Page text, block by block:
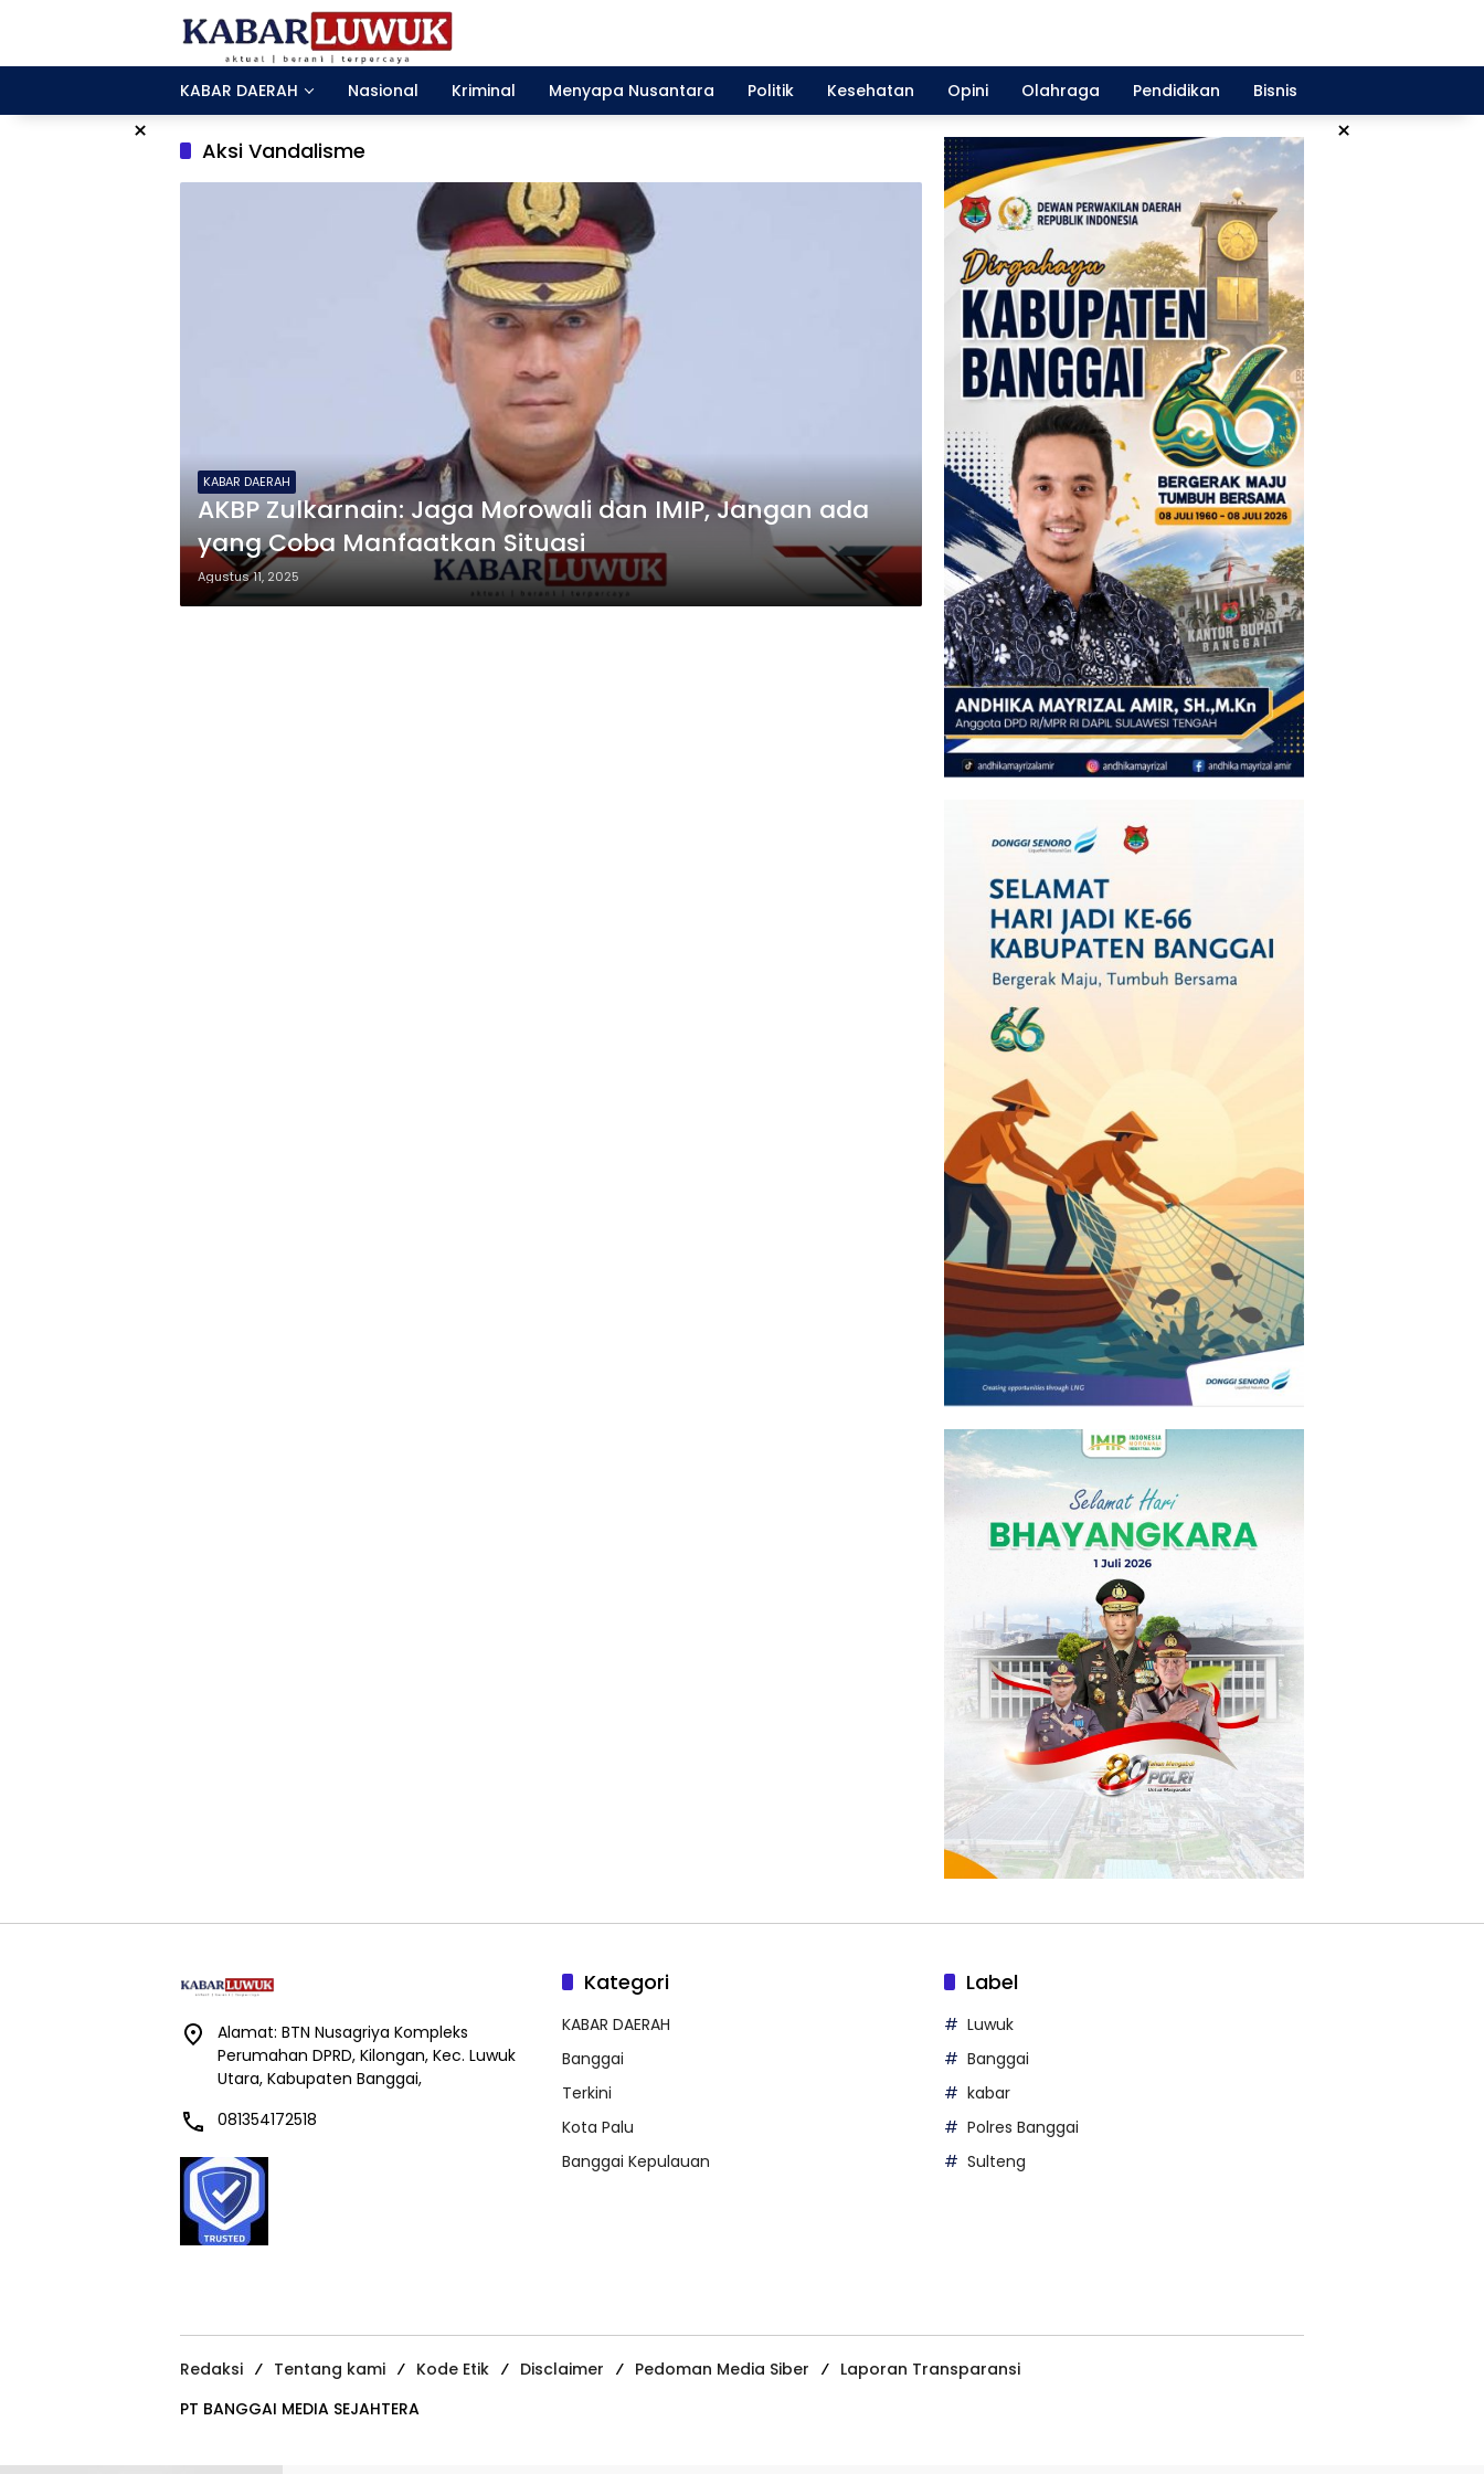
KABAR DAERAH
Nasional Kriminal Menyapa Nusantara Politik Kesehatan Opini Olahraga Pendidikan Bisnis
× ×
Aksi Vandalisme
KABAR DAERAH
AKBP Zulkarnain: Jaga Morowali dan IMIP, Jangan ada
yang Coba Manfaatkan Situasi
Agustus 11, 2025
Alamat: BTN Nusagriya Kompleks
Perumahan DPRD, Kilongan, Kec. Luwuk
Utara, Kabupaten Banggai,
081354172518
Kategori
KABAR DAERAH
Banggai
Terkini
Kota Palu
Banggai Kepulauan
Label
Luwuk
Banggai
kabar
Polres Banggai
Sulteng
Redaksi Tentang kami Kode Etik Disclaimer Pedoman Media Siber
Laporan Transparansi
PT BANGGAI MEDIA SEJAHTERA